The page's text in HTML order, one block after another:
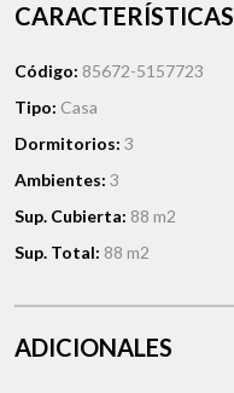
CARACTERÍSTICAS
Código: 85672-5157723
Tipo: Casa
Dormitorios: 3
Ambientes: 3
Sup. Cubierta: 88 m2
Sup. Total: 88 m2
ADICIONALES